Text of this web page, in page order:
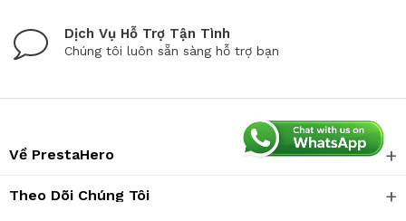
Dịch Vụ Hỗ Trợ Tận Tình
Chúng tôi luôn sẵn sàng hỗ trợ bạn
Về PrestaHero
Theo Dõi Chúng Tôi